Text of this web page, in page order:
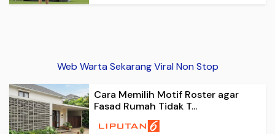
Web Warta Sekarang Viral Non Stop
Cara Memilih Motif Roster agar
Fasad Rumah Tidak T...